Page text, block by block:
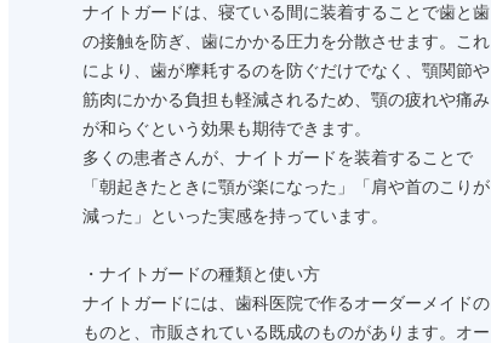
ナイトガードは、寝ている間に装着することで歯と歯
の接触を防ぎ、歯にかかる圧力を分散させます。これ
により、歯が摩耗するのを防ぐだけでなく、顎関節や
筋肉にかかる負担も軽減されるため、顎の疲れや痛み
が和らぐという効果も期待できます。
多くの患者さんが、ナイトガードを装着することで
「朝起きたときに顎が楽になった」「肩や首のこりが
減った」といった実感を持っています。
・ナイトガードの種類と使い方
ナイトガードには、歯科医院で作るオーダーメイドの
ものと、市販されている既成のものがあります。オー